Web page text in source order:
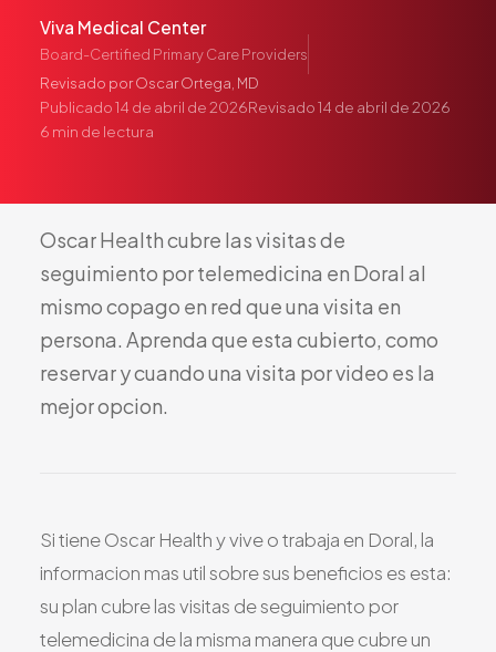
Salud del Adolescente
Tratamiento Hormonal
Medicina Concierge
Terapia IV
Pérdida de Peso
Terapia con Péptidos
Inyecciones Articulares
Escleroterapia
Laboratorio
TDAH
Viva Medical Center
Board-Certified Primary Care Providers
Revisado porOscar Ortega, MD
Publicado14 de abril de 2026Revisado14 de abril de 2026
6 min de lectura
OscarHealthcubre lasvisitasde
seguimiento portelemedicina en Doral al
mismocopago en red queuna visita en
persona. Aprenda que esta cubierto, como
reservarycuandouna visita porvideo es la
mejoropcion.
Si tiene Oscar Health y vive o trabaja en Doral, la
informacion mas util sobre sus beneficios es esta:
su plan cubre las visitas de seguimiento por
telemedicina de la misma manera que cubre un